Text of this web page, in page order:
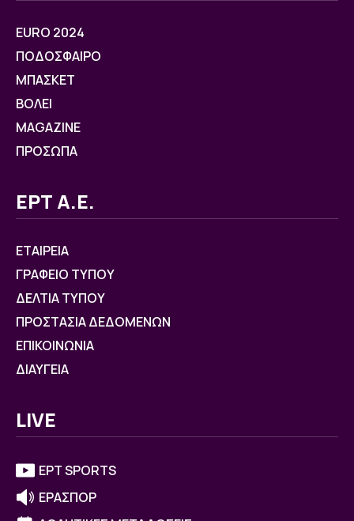
EURO 2024
ΠΟΔΟΣΦΑΙΡΟ
ΜΠΑΣΚΕΤ
ΒOΛΕΙ
MAGAZINE
ΠΡΟΣΩΠΑ
ΕΡΤ Α.Ε.
ΕΤΑΙΡΕΙΑ
ΓΡΑΦΕΙΟ ΤΥΠΟΥ
ΔΕΛΤΙΑ ΤΥΠΟΥ
ΠΡΟΣΤΑΣΙΑ ΔΕΔΟΜΕΝΩΝ
ΕΠΙΚΟΙΝΩΝΙΑ
ΔΙΑΥΓΕΙΑ
LIVE
ΕΡΤ SPORTS
ΕΡΑΣΠΟΡ